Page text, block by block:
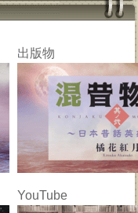
出版物
YouTube